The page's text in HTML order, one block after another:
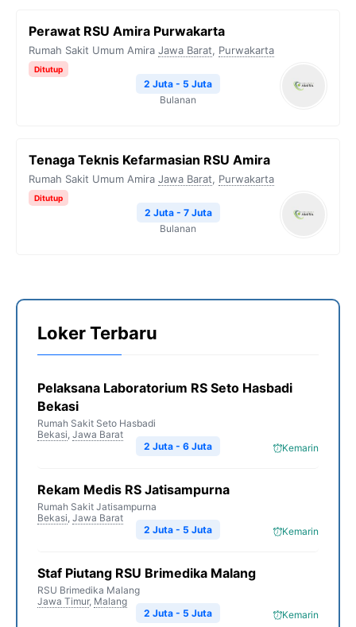
Perawat RSU Amira Purwakarta
Rumah Sakit Umum Amira Jawa Barat, Purwakarta
Ditutup
2 Juta - 5 Juta
Bulanan
Tenaga Teknis Kefarmasian RSU Amira
Rumah Sakit Umum Amira Jawa Barat, Purwakarta
Ditutup
2 Juta - 7 Juta
Bulanan
Loker Terbaru
Pelaksana Laboratorium RS Seto Hasbadi
Bekasi
Rumah Sakit Seto Hasbadi
Bekasi, Jawa Barat
Kemarin
2 Juta - 6 Juta
Rekam Medis RS Jatisampurna
Rumah Sakit Jatisampurna
Bekasi, Jawa Barat
Kemarin
2 Juta - 5 Juta
Staf Piutang RSU Brimedika Malang
RSU Brimedika Malang
Jawa Timur, Malang
Kemarin
2 Juta - 5 Juta